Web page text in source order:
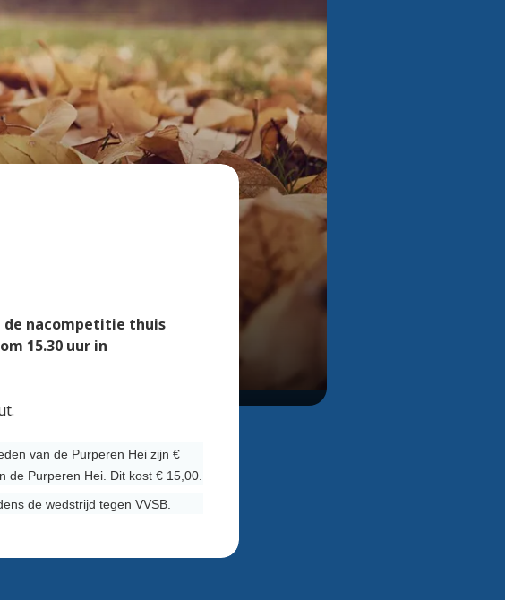
Bekijk alle foto's
de nacompetitie thuis
15.30 uur in
van de Purperen Hei zijn €
de Purperen Hei. Dit kost € 15,00.
de wedstrijd tegen VVSB.